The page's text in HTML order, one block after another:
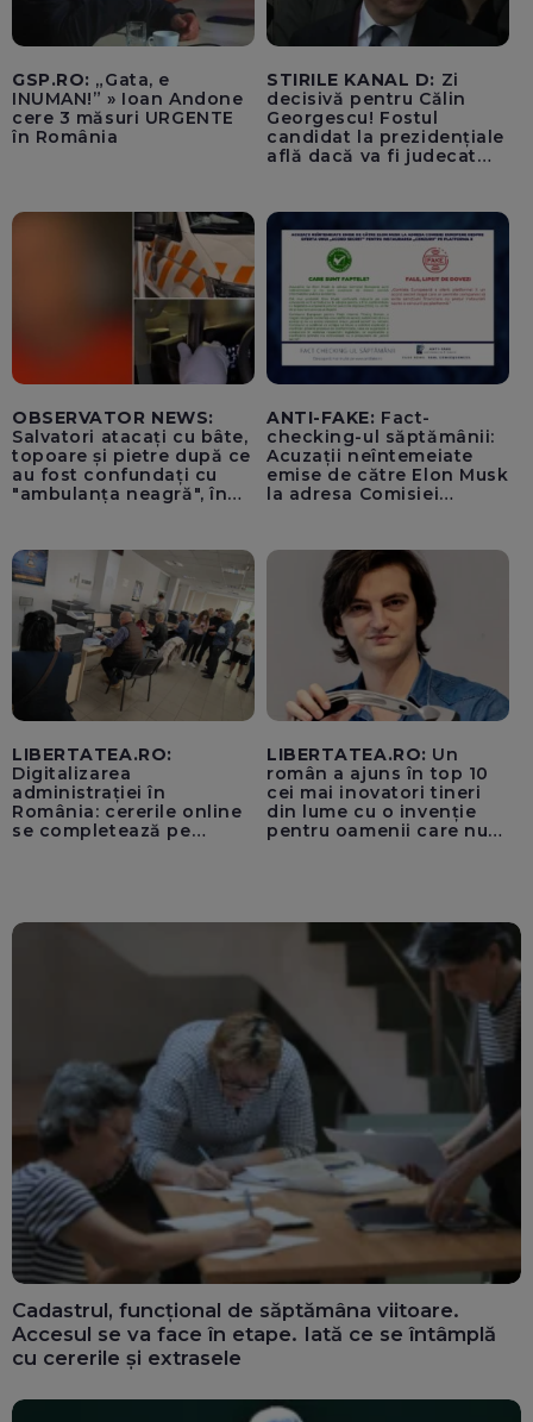
GSP.RO: „Gata, e
INUMAN!” » Ioan Andone
cere 3 măsuri URGENTE
în România
STIRILE KANAL D: Zi
decisivă pentru Călin
Georgescu! Fostul
candidat la prezidențiale
află dacă va fi judecat
OBSERVATOR NEWS:
Salvatori atacați cu bâte,
topoare și pietre după ce
au fost confundați cu
"ambulanța neagră", în
ANTI-FAKE: Fact-
checking-ul săptămânii:
Acuzații neîntemeiate
emise de către Elon Musk
la adresa Comisiei
pentru instaurarea
„cenzurii” pe platforma X
LIBERTATEA.RO:
Digitalizarea
administrației în
România: cererile online
se completează pe
LIBERTATEA.RO: Un
român a ajuns în top 10
cei mai inovatori tineri
din lume cu o invenție
pentru oamenii care nu
Cadastrul, funcțional de săptămâna viitoare.
Accesul se va face în etape. Iată ce se întâmplă
cu cererile și extrasele